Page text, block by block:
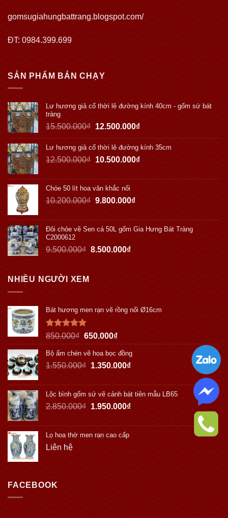
gomsugiahungbattrang.blogspot.com/
ĐT: 0984.399.699
SẢN PHẨM BÁN CHẠY
Lư hương giả cổ thời lê đường kính 40cm - gốm sứ bát
tràng
15.500.000₫ 12.500.000₫
Lư hương giả cổ thời lê đường kính 35cm
12.500.000₫ 10.500.000₫
Chóe 50 lít hoa văn khắc nổi
10.200.000₫ 9.800.000₫
Đôi chóe vẽ Sen cá 50L gốm Gia Hưng Bát Tràng
C2000612
9.500.000₫ 8.500.000₫
NHIỀU NGƯỜI XEM
Bát hương men rạn vẽ rồng nổi Ø16cm
Được xếp
hạng5.00
5 sao
850.000₫ 650.000₫
Bộ ấm chén vẽ hoa bọc đồng
1.550.000₫ 1.350.000₫
Lộc bình gốm sứ vẽ cảnh bát tiên mẫu LB65
2.850.000₫ 1.950.000₫
Lọ hoa thờ men rạn cao cấp
Liên hệ
FACEBOOK